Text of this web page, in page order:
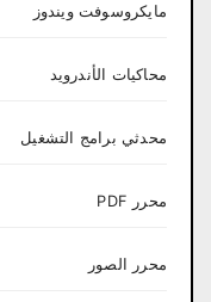
مايكروسوفت ويندوز
محاكيات الأندرويد
محدثي برامج التشغيل
محرر PDF
محرر الصور